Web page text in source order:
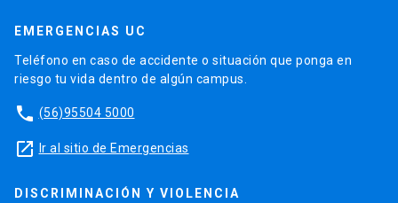
EMERGENCIAS UC
Teléfono en caso de accidente o situación que ponga en
riesgo tu vida dentro de algún campus.
phone (56)95504 5000
launch Ir al sitio de Emergencias
DISCRIMINACIÓN Y VIOLENCIA